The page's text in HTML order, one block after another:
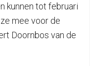
kunnen tot februari
mee voor de
Doornbos van de